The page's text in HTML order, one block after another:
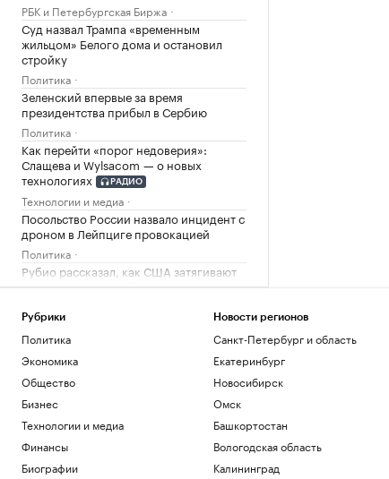
РБК и Петербургская Биржа
Суд назвал Трампа «временным
жильцом» Белого дома и остановил
стройку
Политика
Зеленский впервые за время
президентства прибыл в Сербию
Политика
Как перейти «порог недоверия»:
Слащева и Wylsacom — о новых
технологиях
РАДИО
Технологии и медиа
Посольство России назвало инцидент с
дроном в Лейпциге провокацией
Политика
Рубио рассказал, как США затягивают
«петлю» вокруг Кубы
Рубрики
Политика
Экономика
Общество
Бизнес
Технологии и медиа
Финансы
Биографии
Новости регионов
Санкт-Петербург и область
Екатеринбург
Новосибирск
Омск
Башкортостан
Вологодская область
Калининград